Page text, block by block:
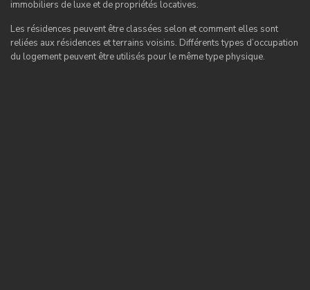
immobiliers de luxe et de propriétés locatives.
Les résidences peuvent être classées selon et comment elles sont
reliées aux résidences et terrains voisins. Différents types d’occupation
du logement peuvent être utilisés pour le même type physique.